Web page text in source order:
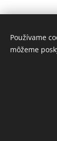
Používame
môžeme